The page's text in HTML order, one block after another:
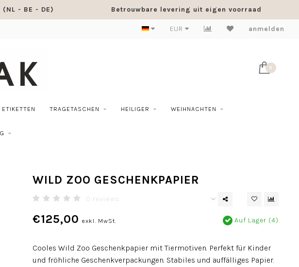
- BE - DE) Betrouwbare levering uit eigen voorraad
EUR anmelden
0
ETIKETTEN TRAGETASCHEN HEILIGER WEIHNACHTEN
WILD ZOO GESCHENKPAPIER
0 reviews
€125,00 exkl. MwSt. Auf Lager (4)
Cooles Wild Zoo Geschenkpapier mit Tiermotiven. Perfekt für Kinder
und fröhliche Geschenkverpackungen. Stabiles und auffälliges Papier.